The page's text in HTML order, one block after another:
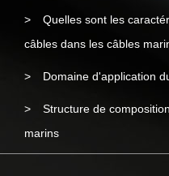
Quelles sont les
câbles dans les câbles
Domaine d'application
Structure de
marins